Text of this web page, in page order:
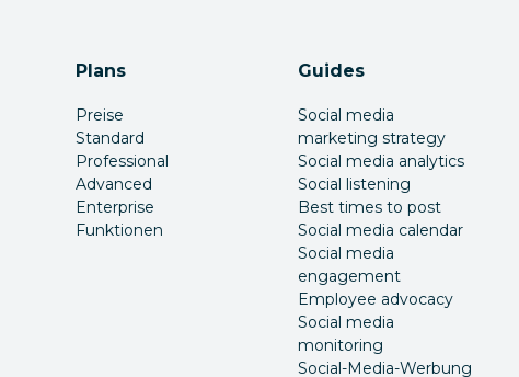
Plans
Preise
Standard
Professional
Advanced
Enterprise
Funktionen
Guides
Social media
marketing strategy
Social media analytics
Social listening
Best times to post
Social media calendar
Social media
engagement
Employee advocacy
Social media
monitoring
Social-Media-Werbung